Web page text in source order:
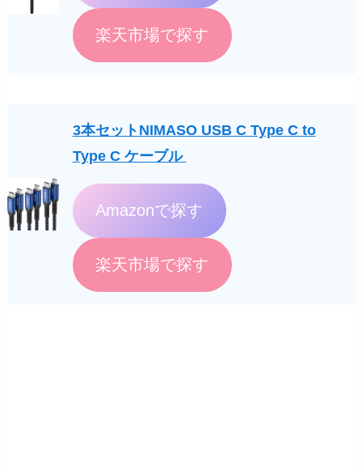
楽天市場で探す
3本セットNIMASO USB C Type C to
Type C ケーブル
Amazonで探す
楽天市場で探す